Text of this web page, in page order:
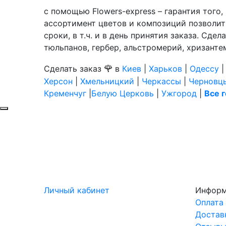
с помощью Flowers-express – гарантия
ассортимент цветов и композиций
сроки, в т.ч. и в день принятия заказа.
тюльпанов, гербер, альстромерий,
Сделать заказ 🌹 в Киев Харьков Одессу
Херсон
Хмельницкий Черкассы
Кременчуг Белую Церковь Ужгород Все
Личный кабинет
Оплата